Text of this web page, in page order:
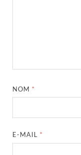
NOM *
E-MAIL *